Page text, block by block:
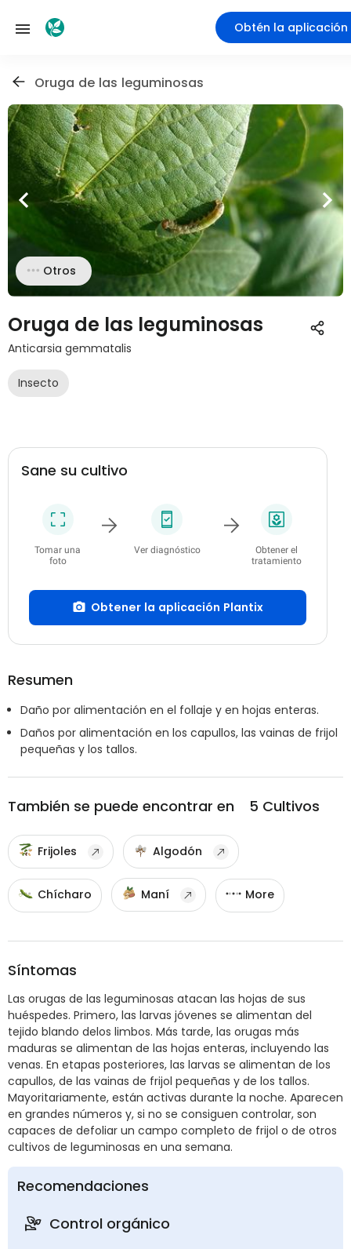
Obtén la aplicación
Oruga de las leguminosas
Otros
Oruga de las leguminosas
Anticarsia gemmatalis
Insecto
Sane su cultivo
Tomar una
foto
Ver diagnóstico
Obtener el
tratamiento
Obtener la aplicación Plantix
Resumen
Daño por alimentación en el follaje y en hojas enteras.
Daños por alimentación en los capullos, las vainas de frijol
pequeñas y los tallos.
También se puede encontrar en 5 Cultivos
Frijoles Algodón
Chícharo Maní More
Síntomas
Las orugas de las leguminosas atacan las hojas de sus
huéspedes. Primero, las larvas jóvenes se alimentan del
tejido blando delos limbos. Más tarde, las orugas más
maduras se alimentan de las hojas enteras, incluyendo las
venas. En etapas posteriores, las larvas se alimentan de los
capullos, de las vainas de frijol pequeñas y de los tallos.
Mayoritariamente, están activas durante la noche. Aparecen
en grandes números y, si no se consiguen controlar, son
capaces de defoliar un campo completo de frijol o de otros
cultivos de leguminosas en una semana.
Recomendaciones
Control orgánico